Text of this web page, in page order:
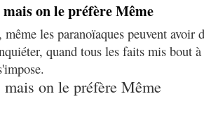
on le préfère Même
les paranoïaques peuvent avoir
quand tous les faits mis bout
on le préfère Même